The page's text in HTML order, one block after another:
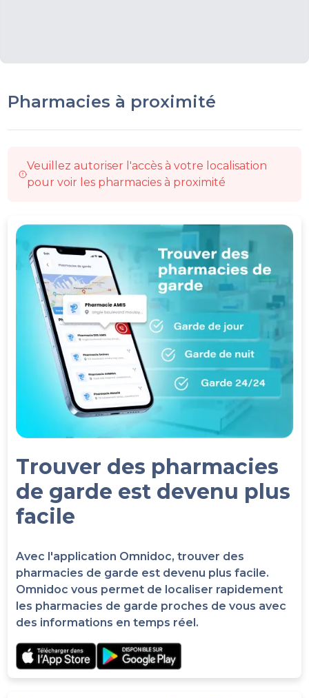
Pharmacies à proximité
Veuillez autoriser l'accès à votre localisation
pour voir les pharmacies à proximité
Trouver des pharmacies
de garde est devenu plus
facile
Avec l'application Omnidoc, trouver des
pharmacies de garde est devenu plus facile.
Omnidoc vous permet de localiser rapidement
les pharmacies de garde proches de vous avec
des informations en temps réel.